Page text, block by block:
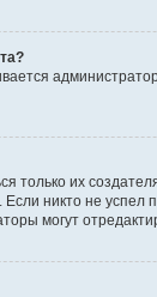
только их
никто не
могут